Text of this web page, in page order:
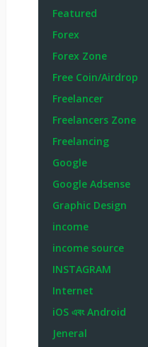
Featured
Forex
Forex Zone
Free Coin/Airdrop
Freelancer
Freelancers Zone
Freelancing
Google
Google Adsense
Graphic Design
income
income source
INSTAGRAM
Internet
iOS এবং Android
Jeneral